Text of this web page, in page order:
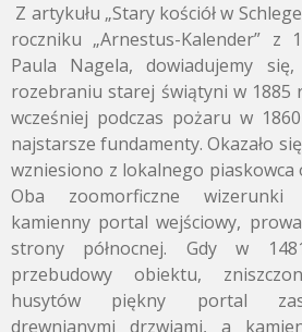
Z artykułu „Stary kościół w
roczniku „Arnestus-Kalender” z
Paula Nagela, dowiadujemy
rozebraniu starej świątyni w 1885
wcześniej podczas pożaru w
najstarsze fundamenty. Okazało
wzniesiono z lokalnego piaskowca
Oba zoomorficzne wizerunki
kamienny portal wejściowy,
strony północnej. Gdy w
przebudowy obiektu,
husytów piękny portal
drewnianymi drzwiami, a